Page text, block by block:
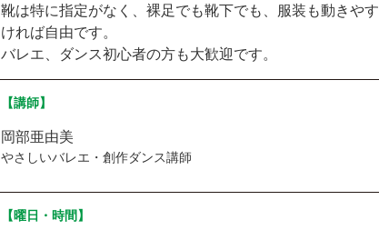
靴は特に指定がなく、裸足でも靴下でも、服装も動きやす
ければ自由です。
バレエ、ダンス初心者の方も大歓迎です。
【講師】
岡部亜由美
やさしいバレエ・創作ダンス講師
【曜日・時間】